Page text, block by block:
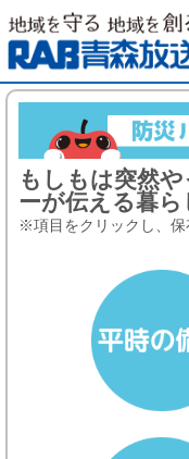
もしもは突然
ーが伝える暮
※項目をクリックし、保